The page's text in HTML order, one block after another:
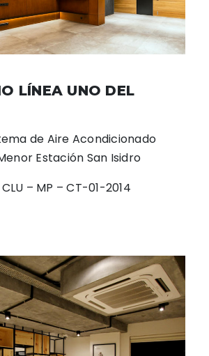
LÍNEA UNO DEL
de Aire Acondicionado
Estación San Isidro
CLU – MP – CT-01-2014